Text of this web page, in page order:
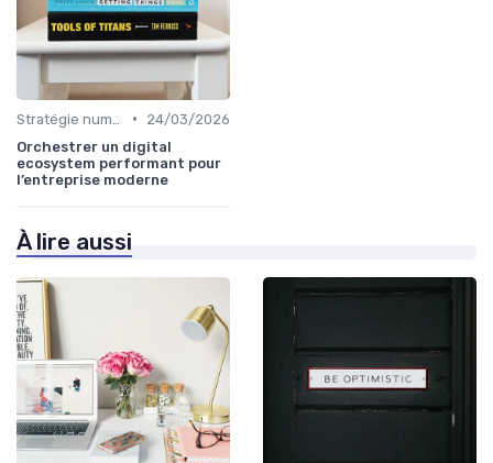
•
24/03/2026
Orchestrer un digital
ecosystem performant pour
l’entreprise moderne
À lire aussi